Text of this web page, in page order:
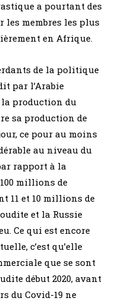
a pourtant des
les membres les plus
en Afrique.
de la politique
par l’Arabie
la production du
sa production de
ce pour au moins
au niveau du
rapport à la
millions de
11 et 10 millions de
et la Russie
Ce qui est encore
c’est qu’elle
que se sont
début 2020, avant
du Covid-19 ne